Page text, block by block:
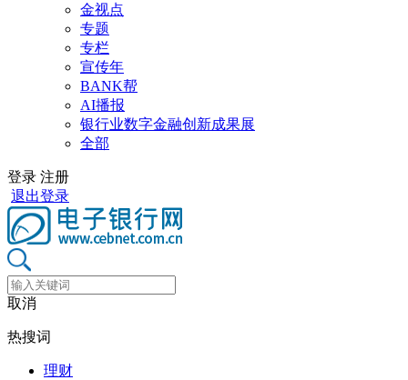
金视点
专题
专栏
宣传年
BANK帮
AI播报
银行业数字金融创新成果展
全部
登录 注册
退出登录
取消
热搜词
理财